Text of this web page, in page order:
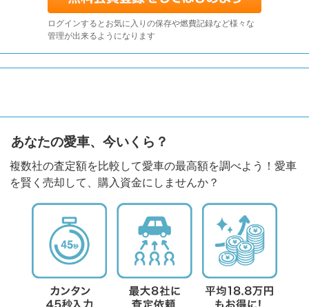
ログインするとお気に入りの保存や燃費記録など様々な
管理が出来るようになります
あなたの愛車、今いくら？
複数社の査定額を比較して愛車の最高額を調べよう！愛車
を賢く売却して、購入資金にしませんか？